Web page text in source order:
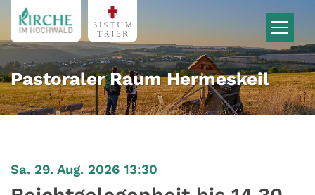
Zum Inhalt springen
Pastoraler Raum Hermeskeil
Sa. 29. Aug. 2026 13:30